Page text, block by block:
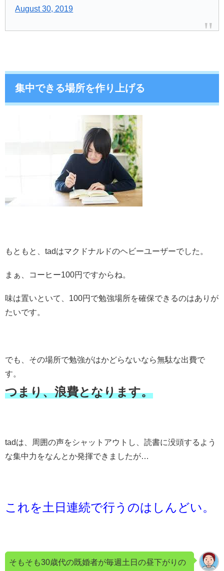
August 30, 2019
集中できる場所を作り上げる
もともと、tadはマクドナルドのヘビーユーザーでした。
まぁ、コーヒー100円ですからね。
味は置いといて、100円で勉強場所を確保できるのはありが
たいです。
でも、その場所で勉強がはかどらないなら無駄な出費で
す。
つまり、浪費となります。
tadは、周囲の声をシャットアウトし、読書に没頭するよう
な集中力をなんとか発揮できましたが…
これを土日連続で行うのはしんどい。
そもそも30歳代の既婚者が毎週土日の昼下がりの